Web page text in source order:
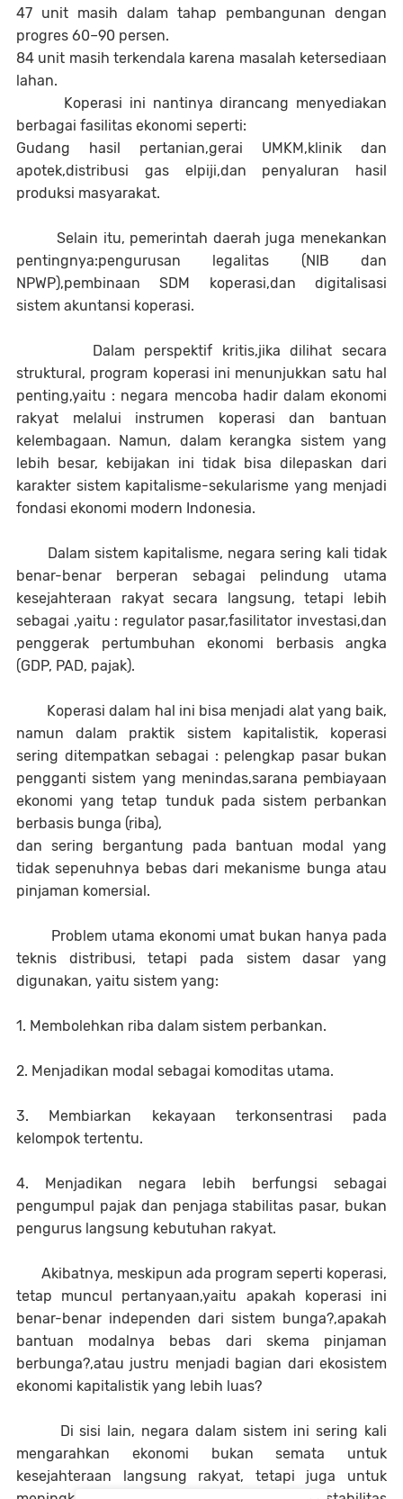
47 unit masih dalam tahap pembangunan dengan
progres 60–90 persen.
84 unit masih terkendala karena masalah ketersediaan
lahan.
Koperasi ini nantinya dirancang menyediakan
berbagai fasilitas ekonomi seperti:
Gudang hasil pertanian,gerai UMKM,klinik dan
apotek,distribusi gas elpiji,dan penyaluran hasil
produksi masyarakat.
Selain itu, pemerintah daerah juga menekankan
pentingnya:pengurusan legalitas (NIB dan
NPWP),pembinaan SDM koperasi,dan digitalisasi
sistem akuntansi koperasi.
Dalam perspektif kritis,jika dilihat secara
struktural, program koperasi ini menunjukkan satu hal
penting,yaitu : negara mencoba hadir dalam ekonomi
rakyat melalui instrumen koperasi dan bantuan
kelembagaan. Namun, dalam kerangka sistem yang
lebih besar, kebijakan ini tidak bisa dilepaskan dari
karakter sistem kapitalisme-sekularisme yang menjadi
fondasi ekonomi modern Indonesia.
Dalam sistem kapitalisme, negara sering kali tidak
benar-benar berperan sebagai pelindung utama
kesejahteraan rakyat secara langsung, tetapi lebih
sebagai ,yaitu : regulator pasar,fasilitator investasi,dan
penggerak pertumbuhan ekonomi berbasis angka
(GDP, PAD, pajak).
Koperasi dalam hal ini bisa menjadi alat yang baik,
namun dalam praktik sistem kapitalistik, koperasi
sering ditempatkan sebagai : pelengkap pasar bukan
pengganti sistem yang menindas,sarana pembiayaan
ekonomi yang tetap tunduk pada sistem perbankan
berbasis bunga (riba),
dan sering bergantung pada bantuan modal yang
tidak sepenuhnya bebas dari mekanisme bunga atau
pinjaman komersial.
Problem utama ekonomi umat bukan hanya pada
teknis distribusi, tetapi pada sistem dasar yang
digunakan, yaitu sistem yang:
1. Membolehkan riba dalam sistem perbankan.
2. Menjadikan modal sebagai komoditas utama.
3. Membiarkan kekayaan terkonsentrasi pada
kelompok tertentu.
4. Menjadikan negara lebih berfungsi sebagai
pengumpul pajak dan penjaga stabilitas pasar, bukan
pengurus langsung kebutuhan rakyat.
Akibatnya, meskipun ada program seperti koperasi,
tetap muncul pertanyaan,yaitu apakah koperasi ini
benar-benar independen dari sistem bunga?,apakah
bantuan modalnya bebas dari skema pinjaman
berbunga?,atau justru menjadi bagian dari ekosistem
ekonomi kapitalistik yang lebih luas?
Di sisi lain, negara dalam sistem ini sering kali
mengarahkan ekonomi bukan semata untuk
kesejahteraan langsung rakyat, tetapi juga untuk